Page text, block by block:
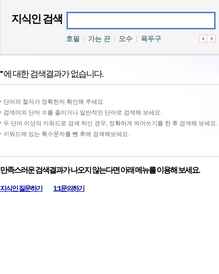
지식인 검색
호필 가는 끈 오수 육두구
''에 대한 검색결과가 없습니다.
단어의 철자가 정확한지 확인해 주세요.
검색어의 단어 수를 줄이거나 일반적인 단어로 검색해 보세요.
두 단어 이상의 키워드로 검색 하신 경우, 정확하게 띄어쓰기를 한 후 검색해 보세요.
키워드에 있는 특수문자를 뺀 후에 검색해보세요.
만족스러운 검색결과가 나오지 않는다면 아래 메뉴를 이용해 보세요.
지식인 질문하기 1:1문의하기